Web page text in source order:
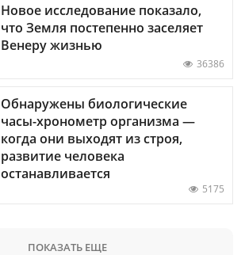
Новое исследование показало,
что Земля постепенно заселяет
Венеру жизнью
36386
Обнаружены биологические
часы-хронометр организма —
когда они выходят из строя,
развитие человека
останавливается
5175
ПОКАЗАТЬ ЕЩЕ